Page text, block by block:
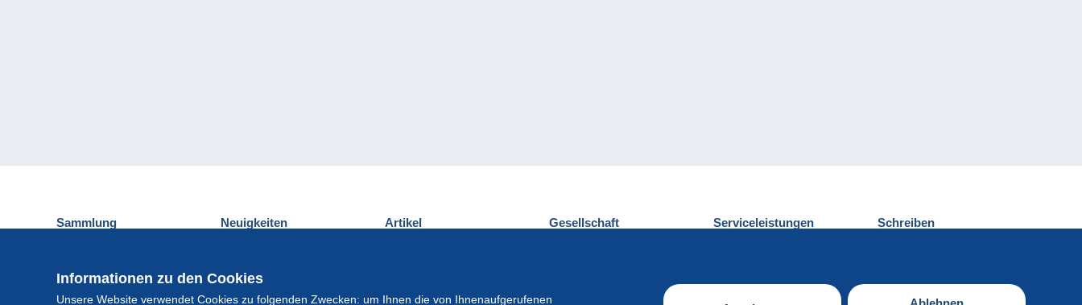
Informationen zu den Cookies
Unsere Website verwendet Cookies zu folgenden Zwecken: um Ihnen die von Ihnenaufgerufenen
Sammlung
Münzen und Banknoten
Neuigkeiten Artikel Gesellschaft Serviceleistungen Schreiben